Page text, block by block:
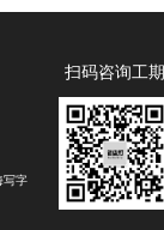
写字
扫码咨询工期